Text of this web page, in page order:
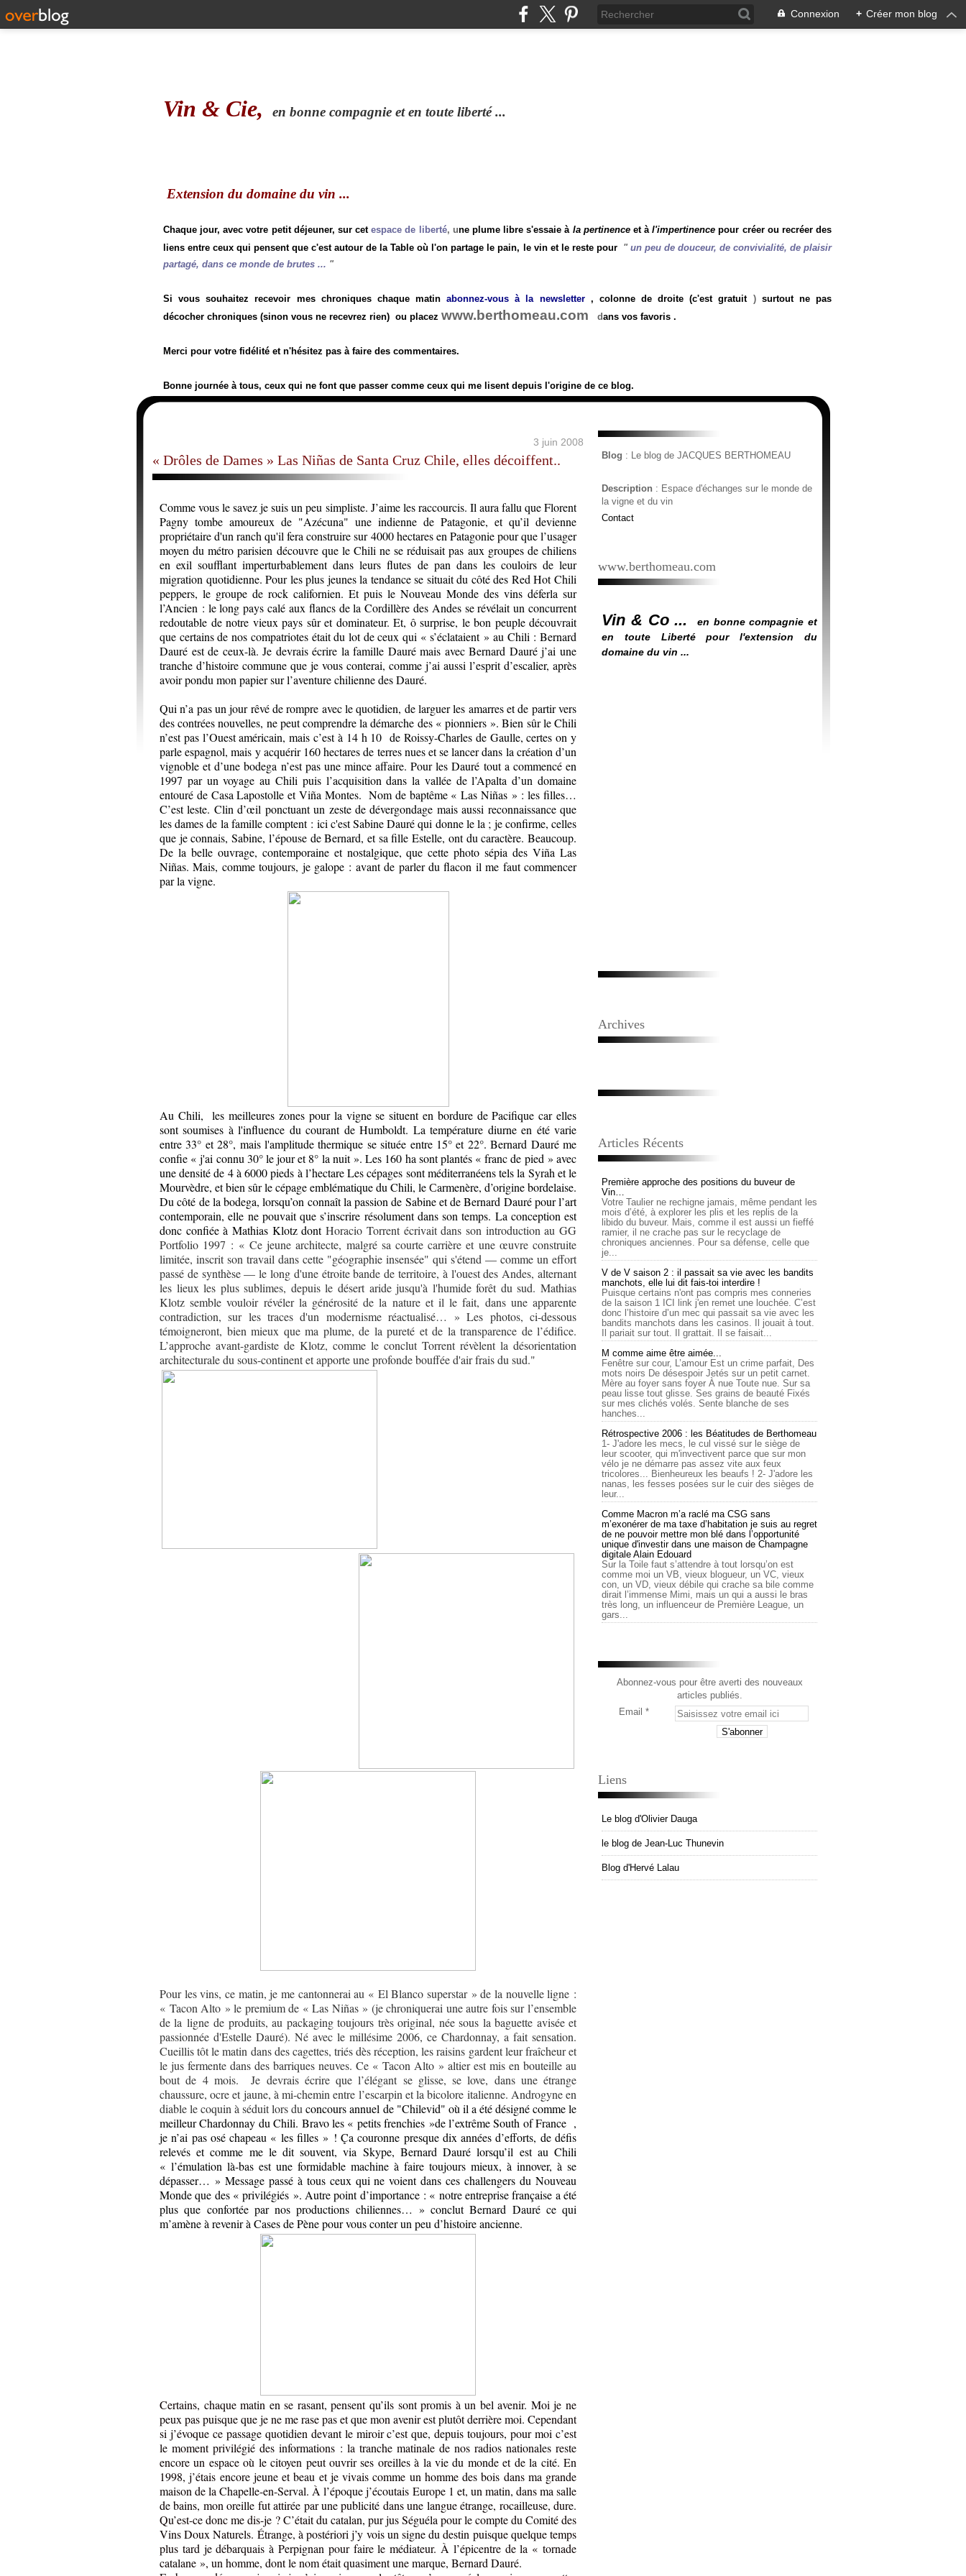
Connexion + Créer mon blog
Vin & Cie, en bonne compagnie et en toute liberté ...
Extension du domaine du vin ...
Chaque jour, avec votre petit déjeuner, sur cetespace de liberté, une plume libre s'essaie à la pertinenceet àl'impertinence pour créer ou recréer des
liens entre ceux qui pensent que c'est autour de la Table où l'on partage le pain, le vin et le reste pour "un peu de douceur, de convivialité, de plaisir
partagé, dans ce monde de brutes ... "
Si vous souhaitez recevoir mes chroniques chaque matinabonnez-vous à la newsletter, colonne de droite (c'est gratuit) surtout ne pas
décocher chroniques (sinon vous ne recevrez rien) ou placez www.berthomeau.com dans vos favoris .
Merci pour votre fidélité et n'hésitez pas à faire des commentaires.
Bonne journée à tous, ceux qui ne font que passer comme ceux qui me lisent depuis l'origine de ce blog.
3 juin 2008
« Drôles de Dames » Las Niñas de Santa Cruz Chile, elles décoiffent..
Comme vous le savez je suis un peu simpliste. J’aime les raccourcis. Il aura fallu que Florent
Pagny tombe amoureux de "Azécuna" une indienne de Patagonie, et qu’il devienne
propriétaire d'un ranch qu'il fera construire sur 4000 hectares en Patagonie pour que l’usager
moyen du métro parisien découvre que le Chili ne se réduisait pas aux groupes de chiliens
en exil soufflant imperturbablement dans leurs flutes de pan dans les couloirs de leur
migration quotidienne. Pour les plus jeunes la tendance se situait du côté des Red Hot Chili
peppers, le groupe de rock californien. Et puis le Nouveau Monde des vins déferla sur
l’Ancien : le long pays calé aux flancs de la Cordillère des Andes se révélait un concurrent
redoutable de notre vieux pays sûr et dominateur. Et, ô surprise, le bon peuple découvrait
que certains de nos compatriotes était du lot de ceux qui « s’éclataient » au Chili : Bernard
Dauré est de ceux-là. Je devrais écrire la famille Dauré mais avec Bernard Dauré j’ai une
tranche d’histoire commune que je vous conterai, comme j’ai aussi l’esprit d’escalier, après
avoir pondu mon papier sur l’aventure chilienne des Dauré.
Qui n’a pas un jour rêvé de rompre avec le quotidien, de larguer les amarres et de partir vers
des contrées nouvelles, ne peut comprendre la démarche des « pionniers ». Bien sûr le Chili
n’est pas l’Ouest américain, mais c’est à 14 h 10 de Roissy-Charles de Gaulle, certes on y
parle espagnol, mais y acquérir 160 hectares de terres nues et se lancer dans la création d’un
vignoble et d’une bodega n’est pas une mince affaire. Pour les Dauré tout a commencé en
1997 par un voyage au Chili puis l’acquisition dans la vallée de l’Apalta d’un domaine
entouré de Casa Lapostolle et Viña Montes. Nom de baptême « Las Niñas » : les filles…
C’est leste. Clin d’œil ponctuant un zeste de dévergondage mais aussi reconnaissance que
les dames de la famille comptent : ici c'est Sabine Dauré qui donne le la ; je confirme, celles
que je connais, Sabine, l’épouse de Bernard, et sa fille Estelle, ont du caractère. Beaucoup.
De la belle ouvrage, contemporaine et nostalgique, que cette photo sépia des Viña Las
Niñas. Mais, comme toujours, je galope : avant de parler du flacon il me faut commencer
par la vigne.
Au Chili,
les meilleures zones pour la vigne se situent en bordure de Pacifique car elles
sont soumises à l'influence du courant de Humboldt. La température diurne en été varie
entre 33° et 28°, mais l'amplitude thermique se située entre 15° et 22°. Bernard Dauré me
confie « j'ai connu 30° le jour et 8° la nuit ». Les 160 ha sont plantés « franc de pied » avec
une densité de 4 à 6000 pieds à l’hectare Les cépages sont méditerranéens tels la Syrah et le
Mourvèdre, et bien sûr le cépage emblématique du Chili, le Carmenère, d’origine bordelaise.
Du côté de la bodega, lorsqu’on connaît la passion de Sabine et de Bernard Dauré pour l’art
contemporain, elle ne pouvait que s’inscrire résolument dans son temps. La conception est
donc confiée à Mathias Klotz dont Horacio Torrent écrivait dans son introduction au GG
Portfolio 1997 : « Ce jeune architecte, malgré sa courte carrière et une œuvre construite
limitée, inscrit son travail dans cette "géographie insensée" qui s'étend — comme un effort
passé de synthèse — le long d'une étroite bande de territoire, à l'ouest des Andes, alternant
les lieux les plus sublimes, depuis le désert aride jusqu'à l'humide forêt du sud. Mathias
Klotz semble vouloir révéler la générosité de la nature et il le fait, dans une apparente
contradiction, sur les traces d'un modernisme réactualisé… » Les photos, ci-dessous
témoigneront, bien mieux que ma plume, de la pureté et de la transparence de l’édifice.
L’approche avant-gardiste de Klotz, comme le conclut Torrent révèlent la désorientation
architecturale du sous-continent et apporte une profonde bouffée d'air frais du sud."
Pour les vins, ce matin, je me cantonnerai au « El Blanco superstar » de la nouvelle ligne :
« Tacon Alto » le premium de « Las Niñas » (je chroniquerai une autre fois sur l’ensemble
de la ligne de produits, au packaging toujours très original, née sous la baguette avisée et
passionnée d'Estelle Dauré). Né avec le millésime 2006, ce Chardonnay, a fait sensation.
Cueillis tôt le matin dans des cagettes, triés dès réception, les raisins gardent leur fraîcheur et
le jus fermente dans des barriques neuves. Ce « Tacon Alto » altier est mis en bouteille au
bout de 4 mois.
Je devrais écrire que l’élégant se glisse, se love, dans une étrange
chaussure, ocre et jaune, à mi-chemin entre l’escarpin et la bicolore italienne. Androgyne en
diable le coquin à séduit lors du concours annuel de "Chilevid" où il a été désigné comme le
meilleur Chardonnay du Chili. Bravo les « petits frenchies »de l’extrême South of France ,
je n’ai pas osé chapeau « les filles » ! Ça couronne presque dix années d’efforts, de défis
relevés et comme me le dit souvent, via Skype, Bernard Dauré lorsqu’il est au Chili
« l’émulation là-bas est une formidable machine à faire toujours mieux, à innover, à se
dépasser… » Message passé à tous ceux qui ne voient dans ces challengers du Nouveau
Monde que des « privilégiés ». Autre point d’importance : « notre entreprise française a été
plus que confortée par nos productions chiliennes… » conclut Bernard Dauré ce qui
m’amène à revenir à Cases de Pène pour vous conter un peu d’histoire ancienne.
Certains, chaque matin en se rasant, pensent qu’ils sont promis à un bel avenir. Moi je ne
peux pas puisque que je ne me rase pas et que mon avenir est plutôt derrière moi. Cependant
si j’évoque ce passage quotidien devant le miroir c’est que, depuis toujours, pour moi c’est
le moment privilégié des informations : la tranche matinale de nos radios nationales reste
encore un espace où le citoyen peut ouvrir ses oreilles à la vie du monde et de la cité. En
1998, j’étais encore jeune et beau et je vivais comme un homme des bois dans ma grande
maison de la Chapelle-en-Serval. À l’époque j’écoutais Europe 1 et, un matin, dans ma salle
de bains, mon oreille fut attirée par une publicité dans une langue étrange, rocailleuse, dure.
Qu’est-ce donc me dis-je ? C’était du catalan, pur jus Séguéla pour le compte du Comité des
Vins Doux Naturels. Étrange, à postériori j’y vois un signe du destin puisque quelque temps
plus tard je débarquais à Perpignan pour faire le médiateur. À l’épicentre de la « tornade
catalane », un homme, dont le nom était quasiment une marque, Bernard Dauré.
Blog : Le blog de JACQUES BERTHOMEAU
Description : Espace d'échanges sur le monde de
la vigne et du vin
Contact
www.berthomeau.com
Vin & Co ...
en bonne compagnie et
en toute Liberté pour l'extension du
domaine du vin ...
Archives
Articles Récents
Première approche des positions du buveur de
Vin…
Votre Taulier ne rechigne jamais, même pendant les
mois d’été, à explorer les plis et les replis de la
libido du buveur. Mais, comme il est aussi un fieffé
ramier, il ne crache pas sur le recyclage de
chroniques anciennes. Pour sa défense, celle que
je...
V de V saison 2 : il passait sa vie avec les bandits
manchots, elle lui dit fais-toi interdire !
Puisque certains n'ont pas compris mes conneries
de la saison 1 ICI link j'en remet une louchée. C’est
donc l’histoire d’un mec qui passait sa vie avec les
bandits manchots dans les casinos. Il jouait à tout.
Il pariait sur tout. Il grattait. Il se faisait...
M comme aime être aimée...
Fenêtre sur cour, L’amour Est un crime parfait, Des
mots noirs De désespoir Jetés sur un petit carnet.
Mère au foyer sans foyer À nue Toute nue. Sur sa
peau lisse tout glisse. Ses grains de beauté Fixés
sur mes clichés volés. Sente blanche de ses
hanches...
Rétrospective 2006 : les Béatitudes de Berthomeau
1- J'adore les mecs, le cul vissé sur le siège de
leur scooter, qui m'invectivent parce que sur mon
vélo je ne démarre pas assez vite aux feux
tricolores... Bienheureux les beaufs ! 2- J'adore les
nanas, les fesses posées sur le cuir des sièges de
leur...
Comme Macron m’a raclé ma CSG sans
m’exonérer de ma taxe d’habitation je suis au regret
de ne pouvoir mettre mon blé dans l’opportunité
unique d'investir dans une maison de Champagne
digitale Alain Edouard
Sur la Toile faut s’attendre à tout lorsqu’on est
comme moi un VB, vieux blogueur, un VC, vieux
con, un VD, vieux débile qui crache sa bile comme
dirait l’immense Mimi, mais un qui a aussi le bras
très long, un influenceur de Première League, un
gars...
Abonnez-vous pour être averti des nouveaux
articles publiés.
Email
Liens
Le blog d'Olivier Dauga
le blog de Jean-Luc Thunevin
Blog d'Hervé Lalau